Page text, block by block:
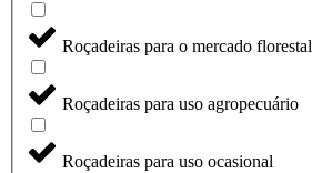
Roçadeiras para o mercado florestal
Roçadeiras para uso agropecuário
Roçadeiras para uso ocasional